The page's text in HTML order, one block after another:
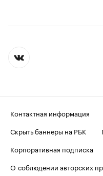
Контактная информация
Скрыть баннеры на РБК
Корпоративная подписка
О соблюдении авторских